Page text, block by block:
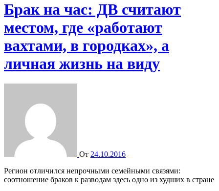
Брак на час: ДВ считают
местом, где «работают
вахтами, в городках», а
личная жизнь на виду
От 24.10.2016
Регион отличился непрочными семейными связями:
соотношение браков к разводам здесь одно из худших в стране